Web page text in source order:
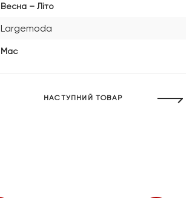
Весна – Літо
Largemoda
Mac
НАСТУПНИЙ ТОВАР